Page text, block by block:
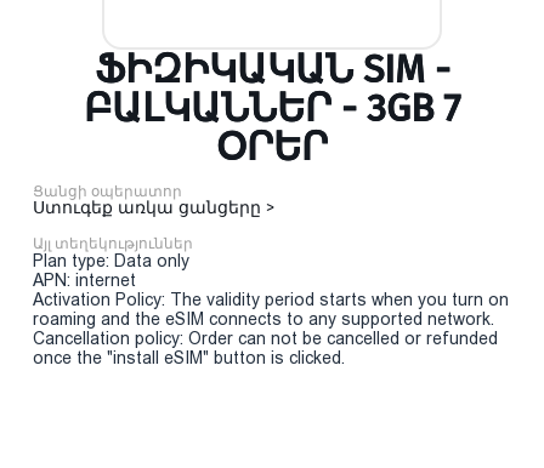
ՖԻԶԻԿԱԿԱՆ SIM -
ԲԱԼԿԱՆՆԵՐ - 3GB 7
ՕՐԵՐ
Ցանցի օպերատոր
Ստուգեք առկա ցանցերը >
Այլ տեղեկություններ
Plan type: Data only
APN: internet
Activation Policy: The validity period starts when you turn on
roaming and the eSIM connects to any supported network.
Cancellation policy: Order can not be cancelled or refunded
once the "install eSIM" button is clicked.